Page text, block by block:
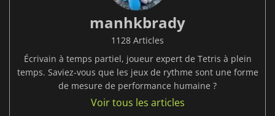
manhkbrady
1128 Articles
Écrivain à temps partiel, joueur expert de Tetris à plein
temps. Saviez-vous que les jeux de rythme sont une forme
de mesure de performance humaine ?
Voir tous les articles